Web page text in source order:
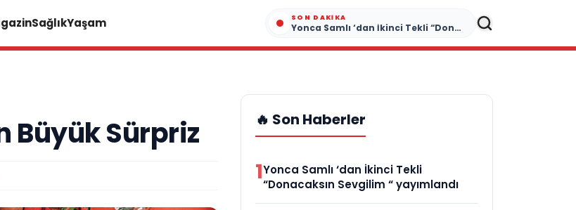
SağlıkYaşam SON DAKIKA
Yonca Samlı ‘dan İkinci Tekli “Donacaksın Sevgilim “ yayımlandı
Büyük Sürpriz 🔥 Son Haberler
1Yonca Samlı ‘dan İkinci Tekli
“Donacaksın Sevgilim “ yayımlandı